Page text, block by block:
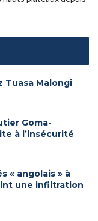
Tuasa Malongi
Goma-
à l’insécurité
« angolais » à
une infiltration